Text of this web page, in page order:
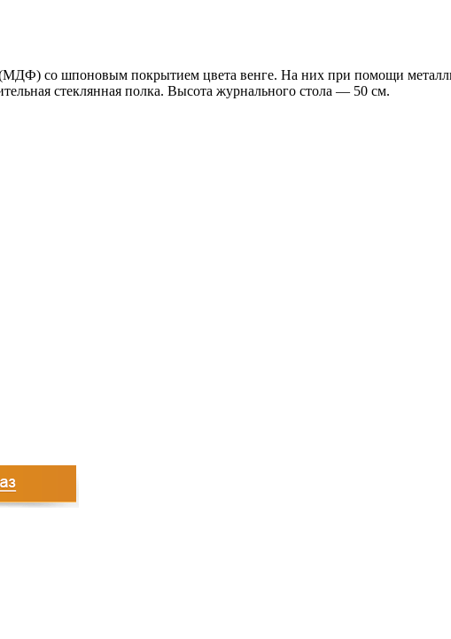
со шпоновым покрытием цвета венге. На них при помощи
стеклянная полка. Высота журнального стола — 50 см.